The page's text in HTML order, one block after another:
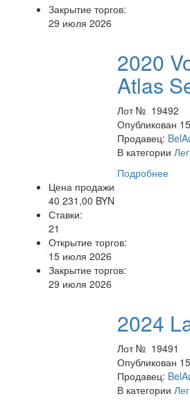
Закрытие торгов:
29 июля 2026
2020
Atlas
Лот № 19492
Опубликован
Продавец:
В категории
Подробнее
Цена продажи
40 231,00 BYN
Ставки:
21
Открытие торгов:
15 июля 2026
Закрытие торгов:
29 июля 2026
2024
Лот № 19491
Опубликован
Продавец:
В категории